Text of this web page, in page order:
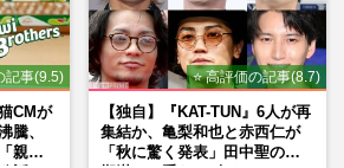
記事(9.5)
CMが
騰、
親に
⭐ 高評価の記事(8.7)
【独自】『KAT-TUN』6人が再
集結か、亀梨和也と赤西仁が
「秋に驚く発表」田中聖の刑